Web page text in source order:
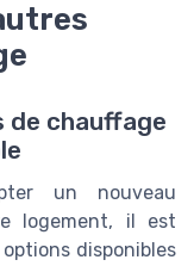
de chauffage
un nouveau
logement, il est
disponibles